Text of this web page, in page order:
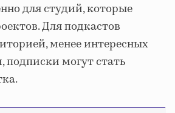
для студий, которые
Для подкастов
менее интересных
подписки могут стать